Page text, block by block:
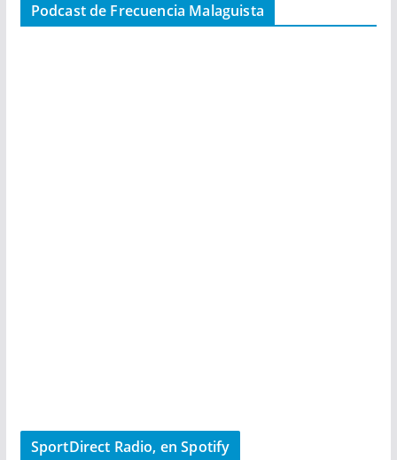
Podcast de Frecuencia Malaguista
SportDirect Radio, en Spotify